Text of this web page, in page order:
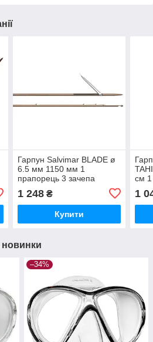
Гарпун Salvimar BLADE ø
6.5 мм 1150 мм 1
прапорець 3 зачепа
1 248₴
Купити
см
1
новинки
–34%